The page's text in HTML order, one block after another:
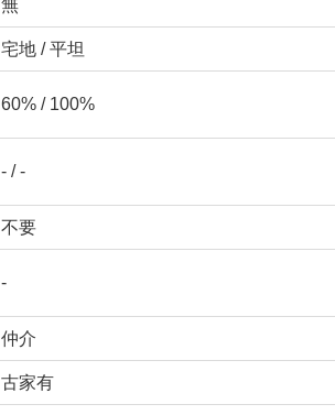
無
宅地 / 平坦
60% / 100%
- / -
不要
-
仲介
古家有